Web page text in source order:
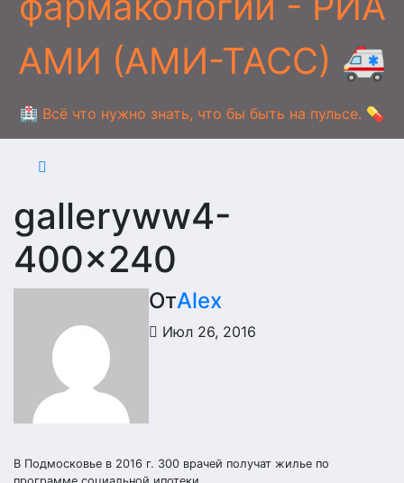
АМИ (АМИ-ТАСС) 🚑
🏥 Всё что нужно знать, что бы быть на пульсе. 💊
galleryww4-
400×240
ОтAlex
Июл 26, 2016
В Подмосковье в 2016 г. 300 врачей получат жилье по